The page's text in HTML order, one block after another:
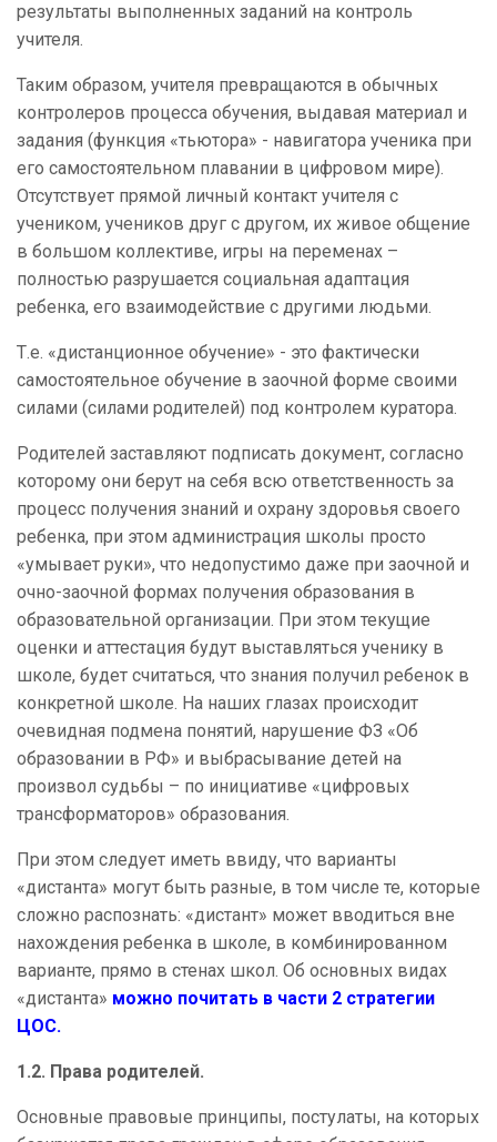
результаты выполненных заданий на контроль
учителя.
Таким образом, учителя превращаются в обычных
контролеров процесса обучения, выдавая материал и
задания (функция «тьютора» - навигатора ученика при
его самостоятельном плавании в цифровом мире).
Отсутствует прямой личный контакт учителя с
учеником, учеников друг с другом, их живое общение
в большом коллективе, игры на переменах –
полностью разрушается социальная адаптация
ребенка, его взаимодействие с другими людьми.
Т.е. «дистанционное обучение» - это фактически
самостоятельное обучение в заочной форме своими
силами (силами родителей) под контролем куратора.
Родителей заставляют подписать документ, согласно
которому они берут на себя всю ответственность за
процесс получения знаний и охрану здоровья своего
ребенка, при этом администрация школы просто
«умывает руки», что недопустимо даже при заочной и
очно-заочной формах получения образования в
образовательной организации. При этом текущие
оценки и аттестация будут выставляться ученику в
школе, будет считаться, что знания получил ребенок в
конкретной школе. На наших глазах происходит
очевидная подмена понятий, нарушение ФЗ «Об
образовании в РФ» и выбрасывание детей на
произвол судьбы – по инициативе «цифровых
трансформаторов» образования.
При этом следует иметь ввиду, что варианты
«дистанта» могут быть разные, в том числе те, которые
сложно распознать: «дистант» может вводиться вне
нахождения ребенка в школе, в комбинированном
варианте, прямо в стенах школ. Об основных видах
«дистанта» можно почитать в части 2 стратегии
ЦОС.
1.2. Права родителей.
Основные правовые принципы, постулаты, на которых